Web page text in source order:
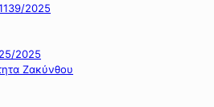
2025
2025
Ζακύνθου